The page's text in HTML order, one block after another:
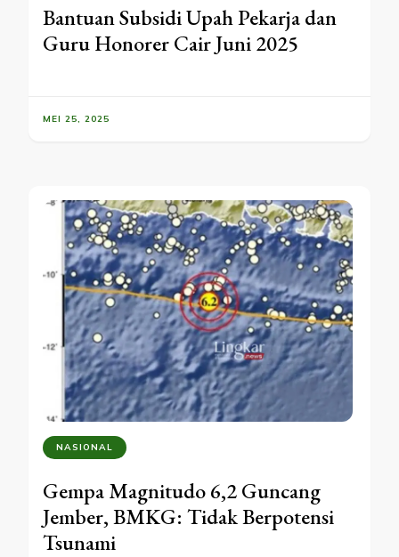
Bantuan Subsidi Upah Pekarja dan
Guru Honorer Cair Juni 2025
MEI 25, 2025
NASIONAL
Gempa Magnitudo 6,2 Guncang
Jember, BMKG: Tidak Berpotensi
Tsunami